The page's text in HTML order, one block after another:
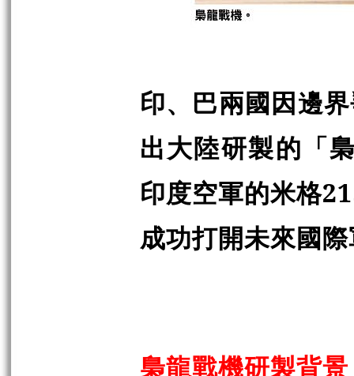
印、巴兩國因邊
出大陸研製的「
印度空軍的米格21
成功打開未來國
梟龍戰機研製背景